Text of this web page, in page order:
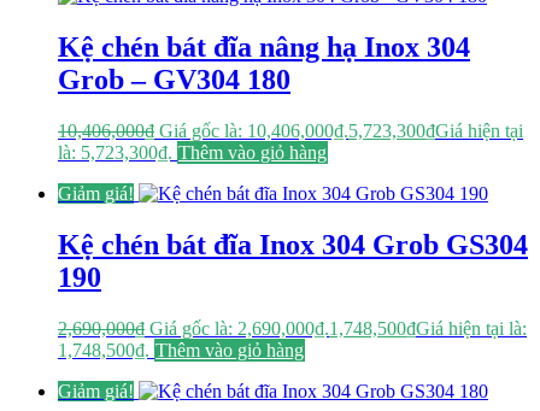
Kệ chén bát đĩa nâng hạ Inox 304
Grob – GV304 180
10,406,000₫ Giá gốc là: 10,406,000₫.5,723,300₫Giá hiện tại
là: 5,723,300₫. Thêm vào giỏ hàng
Giảm giá!
Kệ chén bát đĩa Inox 304 Grob GS304
190
2,690,000₫ Giá gốc là: 2,690,000₫.1,748,500₫Giá hiện tại là:
1,748,500₫. Thêm vào giỏ hàng
Giảm giá!